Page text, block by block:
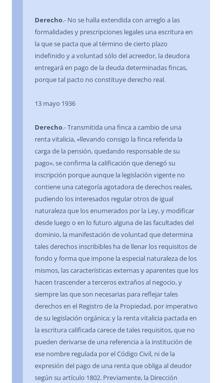
Derecho.- No se halla extendida con arreglo a las
formalidades y prescripciones legales una escritura en
la que se pacta que al término de cierto plazo
indefinido y a voluntad sólo del acreedor, la deudora
entregará en pago de la deuda determinadas fincas,
porque tal pacto no constituye derecho real.
13 mayo 1936
Derecho.- Transmitida una finca a cambio de una
renta vitalicia, «llevando consigo la finca referida la
carga de la pensión, quedando responsable de su
pago», se confirma la calificación que denegó su
inscripción porque aunque la legislación vigente no
contiene una categoría agotadora de derechos reales,
pudiendo los interesados regular otros de igual
naturaleza que los enumerados por la Ley, y modificar
desde luego o en lo futuro alguna de las facultades del
dominio, la manifestación de voluntad que determina
tales derechos inscribibles ha de llenar los requisitos de
fondo y forma que impone la especial naturaleza de los
mismos, las características externas y aparentes que los
hacen trascender a terceros extraños al negocio, y
siempre las que son necesarias para reflejar tales
derechos en el Registro de la Propiedad, por imperativo
de su legislación orgánica; y la renta vitalicia pactada en
la escritura calificada carece de tales requisitos, que no
pueden derivarse de una referencia a la institución de
ese nombre regulada por el Código Civil, ni de la
expresión del pago de una renta que obliga al deudor
según su artículo 1802. Previamente, la Dirección